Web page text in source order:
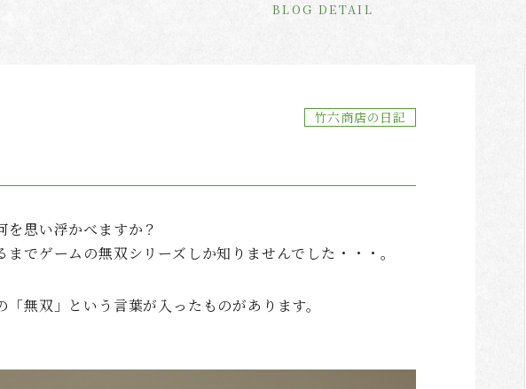
BLOG DETAIL
竹六商店の日記
を思い浮かべますか？
でゲームの無双シリーズしか知りませんでした・・・。
無双」という言葉が入ったものがあります。